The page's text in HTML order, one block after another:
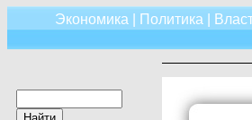
Экономика Политика